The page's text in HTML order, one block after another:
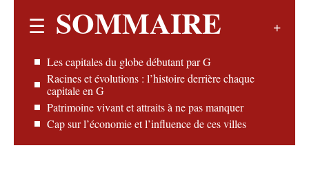
SOMMAIRE
Les capitales du globe débutant par G
Racines et évolutions : l’histoire derrière chaque
capitale en G
Patrimoine vivant et attraits à ne pas manquer
Cap sur l’économie et l’influence de ces villes